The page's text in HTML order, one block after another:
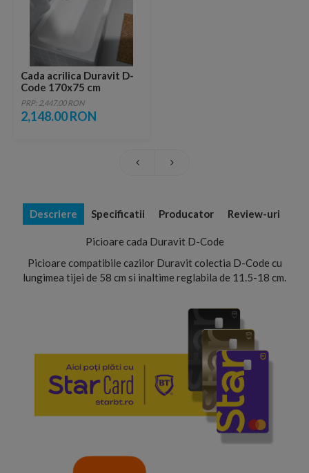
Cada acrilica Duravit D-
Code 170x75 cm
PRP: 2,447.00 RON
2,148.00 RON
Descriere Specificatii Producator Review-uri
Picioare cada Duravit D-Code
Picioare compatibile cazilor Duravit colectia D-Code cu
lungimea tijei de 58 cm si inaltime reglabila de 11.5-18 cm.